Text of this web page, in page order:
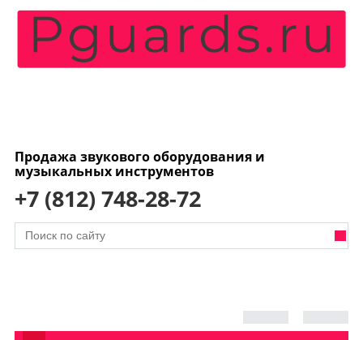
Продажа звукового оборудования и
музыкальных инструментов
+7 (812) 748-28-72